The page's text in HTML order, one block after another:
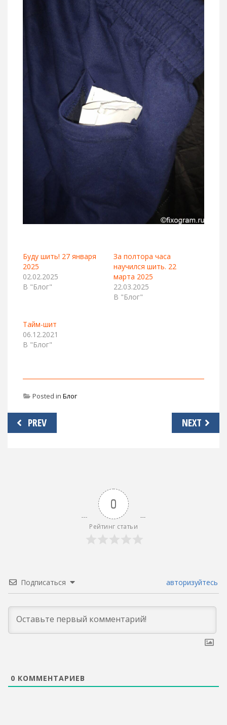
Буду шить! 27 января
2025
02.02.2025
В "Блог"
За полтора часа
научился шить. 22
марта 2025
22.03.2025
В "Блог"
Тайм-шит
06.12.2021
В "Блог"
Posted in Блог
Навигация
по
PREV NEXT
0
Рейтинг статьи
Подписаться авторизуйтесь
0 КОММЕНТАРИЕВ